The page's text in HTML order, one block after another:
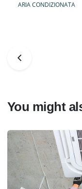
ARIA CONDIZIONATA
You might